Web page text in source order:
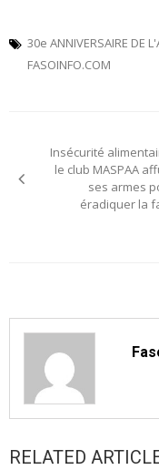
30e ANNIVERSAIRE DE
FASOINFO.COM
de
l’article
Insécurité
le club MASPAA
ses armes
éradiquer la
RELATED